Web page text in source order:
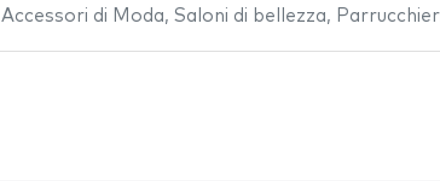
Accessori di Moda, Saloni di bellezza,